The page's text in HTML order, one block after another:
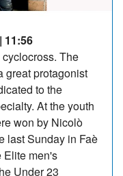
11:56
The
great protagonist
to the
At the youth
won by Nicolò
last Sunday in Faè
Elite men's
Under 23